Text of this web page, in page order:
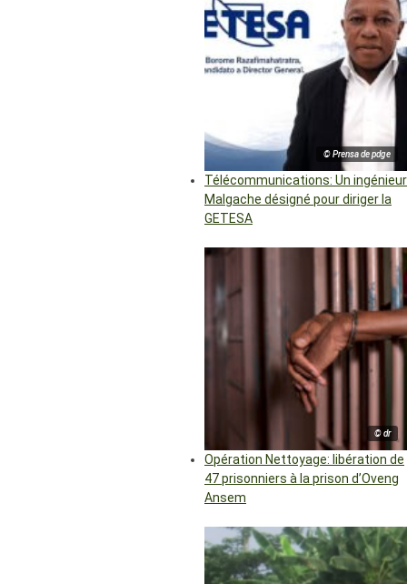
© Prensa de pdge
Télécommunications: Un ingénieur
Malgache désigné pour diriger la
GETESA
© dr
Opération Nettoyage: libération de
47 prisonniers à la prison d’Oveng
Ansem